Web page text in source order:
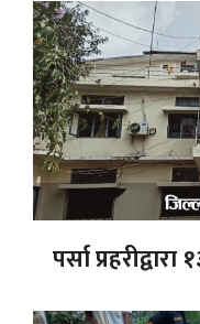
पर्सा